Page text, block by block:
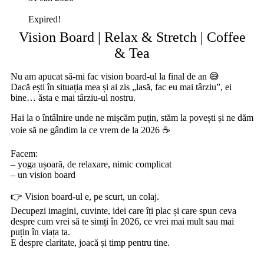
Expired!
Vision Board | Relax & Stretch | Coffee
& Tea
Nu am apucat să-mi fac vision board-ul la final de an 😅
Dacă ești în situația mea și ai zis „lasă, fac eu mai târziu”, ei
bine… ăsta e mai târziu-ul nostru.
Hai la o întâlnire unde ne mișcăm puțin, stăm la povești și ne dăm
voie să ne gândim la ce vrem de la 2026 ☕
Facem:
– yoga ușoară, de relaxare, nimic complicat
– un vision board
👉 Vision board-ul e, pe scurt, un colaj.
Decupezi imagini, cuvinte, idei care îți plac și care spun ceva
despre cum vrei să te simți în 2026, ce vrei mai mult sau mai
puțin în viața ta.
E despre claritate, joacă și timp pentru tine.